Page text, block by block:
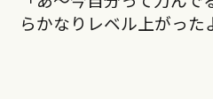
らかなりレベル上がった